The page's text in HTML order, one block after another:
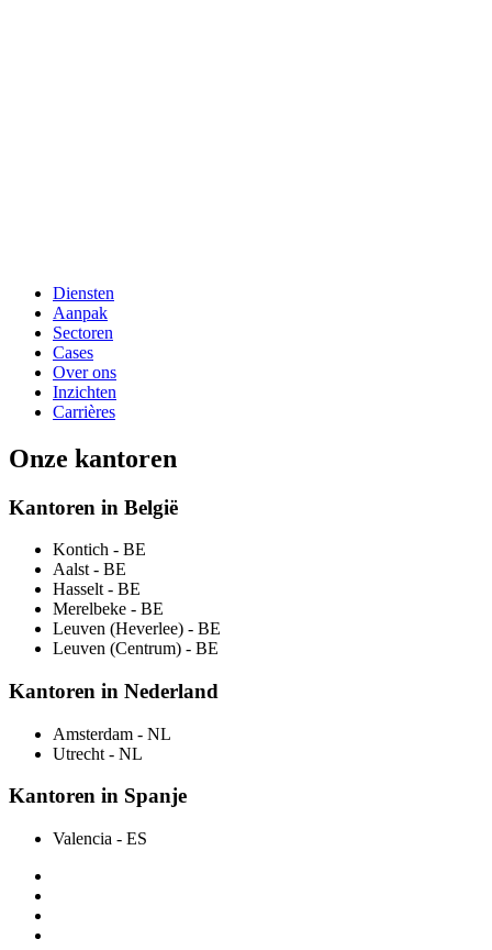
Diensten
Aanpak
Sectoren
Cases
Over ons
Inzichten
Carrières
Onze kantoren
Kantoren in België
Kontich - BE
Aalst - BE
Hasselt - BE
Merelbeke - BE
Leuven (Heverlee) - BE
Leuven (Centrum) - BE
Kantoren in Nederland
Amsterdam - NL
Utrecht - NL
Kantoren in Spanje
Valencia - ES